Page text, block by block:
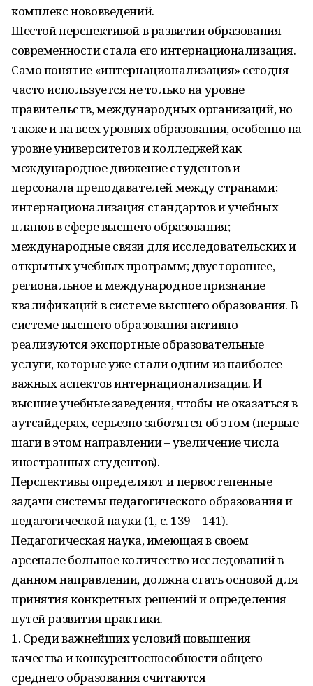
комплекс нововведений.
Шестой перспективой в развитии образования
современности стала его интернационализация.
Само понятие «интернационализация» сегодня
часто используется не только на уровне
правительств, международных организаций, но
также и на всех уровнях образования, особенно на
уровне университетов и колледжей как
международное движение студентов и
персонала преподавателей между странами;
интернационализация стандартов и учебных
планов в сфере высшего образования;
международные связи для исследовательских и
открытых учебных программ; двустороннее,
региональное и международное признание
квалификаций в системе высшего образования. В
системе высшего образования активно
реализуются экспортные образовательные
услуги, которые уже стали одним из наиболее
важных аспектов интернационализации. И
высшие учебные заведения, чтобы не оказаться в
аутсайдерах, серьезно заботятся об этом (первые
шаги в этом направлении – увеличение числа
иностранных студентов).
Перспективы определяют и первостепенные
задачи системы педагогического образования и
педагогической науки (1, с. 139 – 141).
Педагогическая наука, имеющая в своем
арсенале большое количество исследований в
данном направлении, должна стать основой для
принятия конкретных решений и определения
путей развития практики.
1. Среди важнейших условий повышения
качества и конкурентоспособности общего
среднего образования считаются